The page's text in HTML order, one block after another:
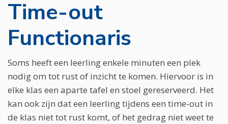
Time-out
Functionaris
Soms heeft een leerling enkele minuten een plek
nodig om tot rust of inzicht te komen. Hiervoor is in
elke klas een aparte tafel en stoel gereserveerd. Het
kan ook zijn dat een leerling tijdens een time-out in
de klas niet tot rust komt, of het gedrag niet weet te